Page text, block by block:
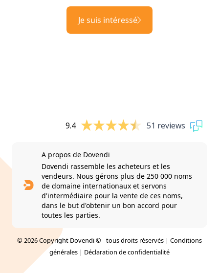
Je suis intéressé
9.4 51 reviews
A propos de Dovendi
Dovendi rassemble les acheteurs et les
vendeurs. Nous gérons plus de 250 000 noms
de domaine internationaux et servons
d'intermédiaire pour la vente de ces noms,
dans le but d'obtenir un bon accord pour
toutes les parties.
© 2026 Copyright Dovendi © - tous droits réservés | Conditions
générales | Déclaration de confidentialité